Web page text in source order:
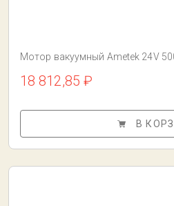
Мотор вакуумный Ametek 24V
18 812,85 ₽
В